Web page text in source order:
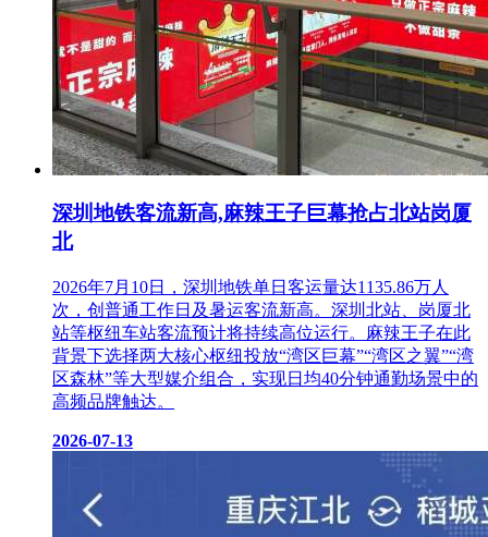
深圳地铁客流新高,麻辣王子巨幕抢占北站岗厦
北
2026年7月10日，深圳地铁单日客运量达1135.86万人
次，创普通工作日及暑运客流新高。深圳北站、岗厦北
站等枢纽车站客流预计将持续高位运行。麻辣王子在此
背景下选择两大核心枢纽投放“湾区巨幕”“湾区之翼”“湾
区森林”等大型媒介组合，实现日均40分钟通勤场景中的
高频品牌触达。
2026-07-13